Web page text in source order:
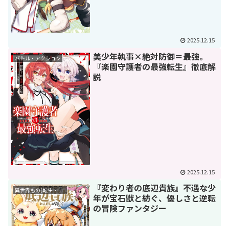
2025.12.15
バトル・アクション
美少年執事×絶対防御＝最強。
『楽園守護者の最強転生』徹底解
説
2025.12.15
異世界もの(転生・転移・成り上がり・異世界ファンタジー)
『変わり者の底辺貴族』不遇な少
年が宝石獣と紡ぐ、優しさと逆転
の冒険ファンタジー